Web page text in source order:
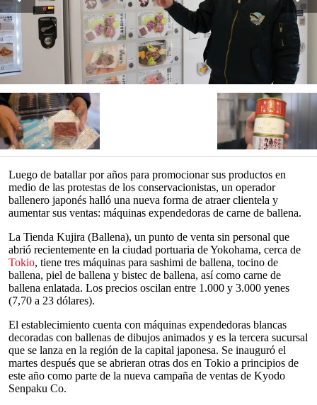
Luego de batallar por años para promocionar sus productos en
medio de las protestas de los conservacionistas, un operador
ballenero japonés halló una nueva forma de atraer clientela y
aumentar sus ventas: máquinas expendedoras de carne de ballena.
La Tienda Kujira (Ballena), un punto de venta sin personal que
abrió recientemente en la ciudad portuaria de Yokohama, cerca de
Tokio, tiene tres máquinas para sashimi de ballena, tocino de
ballena, piel de ballena y bistec de ballena, así como carne de
ballena enlatada. Los precios oscilan entre 1.000 y 3.000 yenes
(7,70 a 23 dólares).
El establecimiento cuenta con máquinas expendedoras blancas
decoradas con ballenas de dibujos animados y es la tercera sucursal
que se lanza en la región de la capital japonesa. Se inauguró el
martes después que se abrieran otras dos en Tokio a principios de
este año como parte de la nueva campaña de ventas de Kyodo
Senpaku Co.